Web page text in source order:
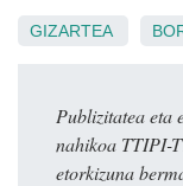
GIZARTEA
Publizitatea eta
nahikoa TTIPI-
etorkizuna